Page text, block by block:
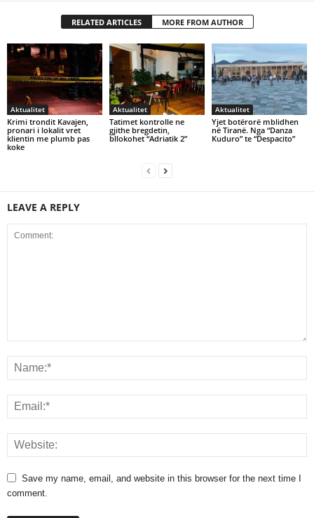
RELATED ARTICLES MORE FROM AUTHOR
Aktualitet
Krimi trondit Kavajen,
pronari i lokalit vret
klientin me plumb pas
koke
Aktualitet
Tatimet kontrolle ne
gjithe bregdetin,
bllokohet “Adriatik 2”
Aktualitet
Yjet botërorë mblidhen
në Tiranë. Nga “Danza
Kuduro” te “Despacito”
LEAVE A REPLY
Save my name, email, and website in this browser for the next time I
comment.